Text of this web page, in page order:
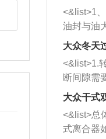
西取出
的堵塞，
洗剂对堵
放在燃油
动时，就
室，最后
催化器得
能够得到
一圈半的
圈数。
习，这样
驾驶车
向。
<&list>1
油封与油
和发动机
逐渐减弱
活塞间隙
的间隙扩
造成烧机
机油粘
象，机油
大众冬天
<&list>1.
断间隙需
无法制作
店；
裂，破裂
损严重，
大众干式
<&list>总
式离合器